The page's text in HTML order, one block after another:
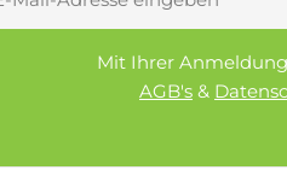
Mit Ihrer
AGB's &